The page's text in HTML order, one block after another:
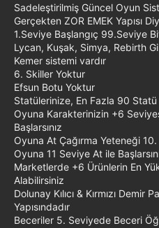
Sadeleştirilmiş Güncel Oyun
Gerçekten ZOR EMEK Yapısı
1.Seviye Başlangıç 99.Seviye
Lycan, Kuşak, Simya, Rebirth
Kemer sistemi vardır
6. Skiller Yoktur
Efsun Botu Yoktur
Statülerinize, En Fazla 90 Statü
Oyuna Karakterinizin +6
Başlarsınız
Oyuna At Çağırma Yeteneği 10.
Oyuna 11 Seviye At ile
Marketlerde +6 Ürünlerin En
Alabilirsiniz
Dolunay Kılıcı & Kırmızı Demir
Yapısındadır
Beceriler 5. Seviyede Beceri